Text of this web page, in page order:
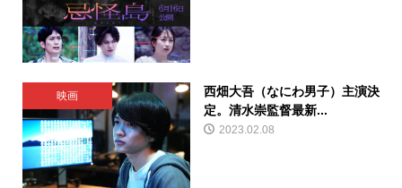
映画
西畑大吾（なにわ男子）主演決
定。清水崇監督最新...
2023.02.08